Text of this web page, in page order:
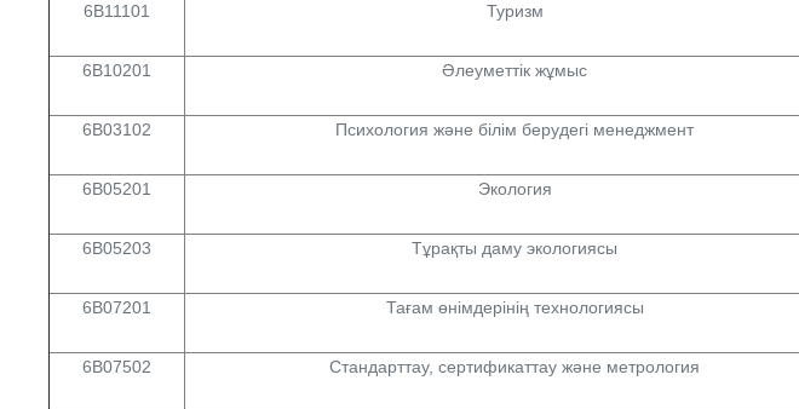
6B11101 Туризм
6B10201 Әлеуметтік жұмыс
6B03102 Психология және білім берудегі менеджмент
6B05201 Экология
6B05203 Тұрақты даму экологиясы
6B07201 Тағам өнімдерінің технологиясы
6B07502 Стандарттау, сертификаттау және метрология